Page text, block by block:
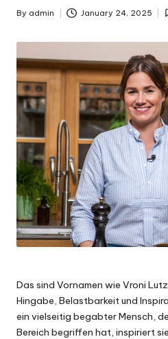
Posted
By admin January 24, 2025
Das sind Vornamen wie Vroni
Hingabe, Belastbarkeit und
ein vielseitig begabter Mensch,
Bereich begriffen hat, inspiriert